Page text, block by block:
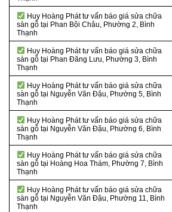
Huy Hoàng Phát tư vấn báo giá sửa chữa
sàn gỗ tại Phan Bội Châu, Phường 2, Bình
Thạnh
Huy Hoàng Phát tư vấn báo giá sửa chữa
sàn gỗ tại Phan Đăng Lưu, Phường 3, Bình
Thạnh
Huy Hoàng Phát tư vấn báo giá sửa chữa
sàn gỗ tại Nguyễn Văn Đậu, Phường 5, Bình
Thạnh
Huy Hoàng Phát tư vấn báo giá sửa chữa
sàn gỗ tại Nguyễn Văn Đậu, Phường 6, Bình
Thạnh
Huy Hoàng Phát tư vấn báo giá sửa chữa
sàn gỗ tại Hoàng Hoa Thám, Phường 7, Bình
Thạnh
Huy Hoàng Phát tư vấn báo giá sửa chữa
sàn gỗ tại Nguyễn Văn Đậu, Phường 11, Bình
Thạnh